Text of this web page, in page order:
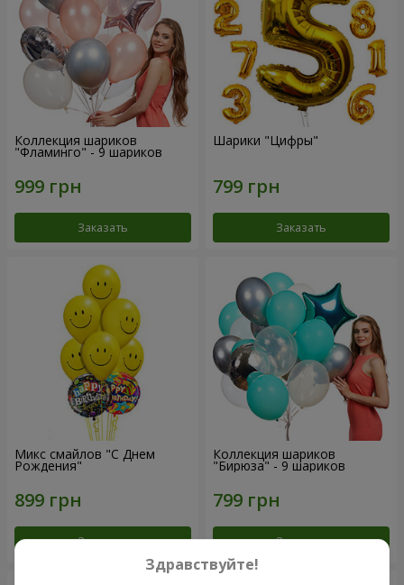
Коллекция шариков
"Фламинго" - 9 шариков
Заказать
Шарики "Цифры"
Заказать
Микс смайлов "C Днем
Рождения"
Заказать
Коллекция шариков
"Бирюза" - 9 шариков
Заказать
Здравствуйте!